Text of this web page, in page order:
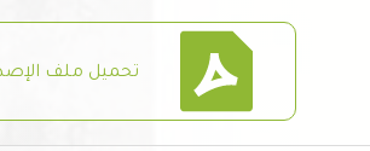
تحميل ملف